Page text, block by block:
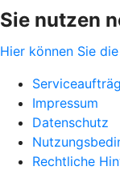
Sie nutzen
Hier können Sie
Impressum
Datenschutz
Rechtliche